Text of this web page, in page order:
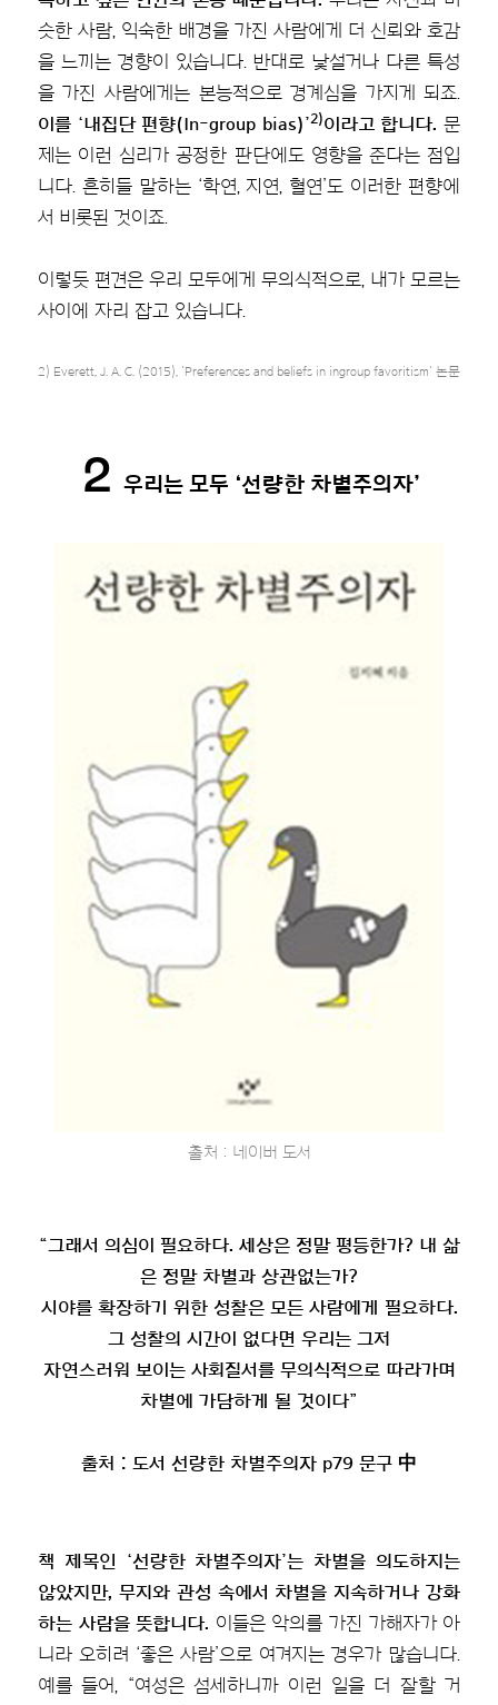
슷한 사람, 익숙한 배경을 가진 사람에게 더 신뢰와 호감
을 느끼는 경향이 있습니다. 반대로 낯설거나 다른 특성
을 가진 사람에게는 본능적으로 경계심을 가지게 되죠.
이를 ‘내집단 편향(In-group bias)’2)이라고 합니다. 문
제는 이런 심리가 공정한 판단에도 영향을 준다는 점입
니다. 흔히들 말하는 ‘학연, 지연, 혈연’도 이러한 편향에
서 비롯된 것이죠.
이렇듯 편견은 우리 모두에게 무의식적으로, 내가 모르는
사이에 자리 잡고 있습니다.
2) Everett, J. A. C. (2015), 'Preferences and beliefs in ingroup favoritism' 논문
2 우리는 모두 ‘선량한 차별주의자’
출처 : 네이버 도서
“그래서 의심이 필요하다. 세상은 정말 평등한가? 내 삶
은 정말 차별과 상관없는가?
시야를 확장하기 위한 성찰은 모든 사람에게 필요하다.
그 성찰의 시간이 없다면 우리는 그저
자연스러워 보이는 사회질서를 무의식적으로 따라가며
차별에 가담하게 될 것이다”
출처 : 도서 선량한 차별주의자 p79 문구 中
책 제목인 ‘선량한 차별주의자’는 차별을 의도하지는
않았지만, 무지와 관성 속에서 차별을 지속하거나 강화
하는 사람을 뜻합니다. 이들은 악의를 가진 가해자가 아
니라 오히려 ‘좋은 사람’으로 여겨지는 경우가 많습니다.
예를 들어, “여성은 섬세하니까 이런 일을 더 잘할 거